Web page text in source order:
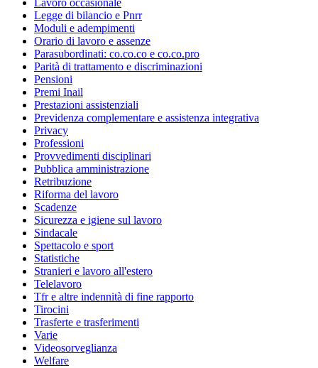
Lavoro occasionale
Legge di bilancio e Pnrr
Moduli e adempimenti
Orario di lavoro e assenze
Parasubordinati: co.co.co e co.co.pro
Parità di trattamento e discriminazioni
Pensioni
Premi Inail
Prestazioni assistenziali
Previdenza complementare e assistenza integrativa
Privacy
Professioni
Provvedimenti disciplinari
Pubblica amministrazione
Retribuzione
Riforma del lavoro
Scadenze
Sicurezza e igiene sul lavoro
Sindacale
Spettacolo e sport
Statistiche
Stranieri e lavoro all'estero
Telelavoro
Tfr e altre indennità di fine rapporto
Tirocini
Trasferte e trasferimenti
Varie
Videosorveglianza
Welfare